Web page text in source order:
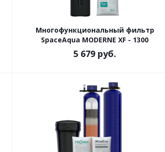
Многофункциональный фильтр
SpaceAqua MODERNE XF - 1300
5 679 руб.